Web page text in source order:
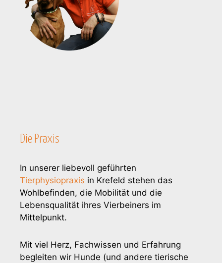
Die Praxis
In unserer liebevoll geführten
Tierphysiopraxis in Krefeld stehen das
Wohlbefinden, die Mobilität und die
Lebensqualität ihres Vierbeiners im
Mittelpunkt.
Mit viel Herz, Fachwissen und Erfahrung
begleiten wir Hunde (und andere tierische